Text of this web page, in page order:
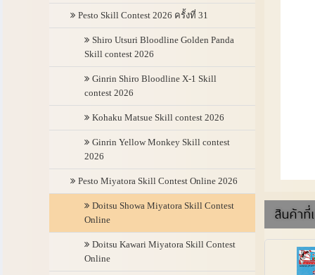
Pesto Skill Contest 2026 ครั้งที่ 31
Shiro Utsuri Bloodline Golden Panda
Skill contest 2026
Ginrin Shiro Bloodline X-1 Skill
contest 2026
Kohaku Matsue Skill contest 2026
Ginrin Yellow Monkey Skill contest
2026
Pesto Miyatora Skill Contest Online 2026
Doitsu Showa Miyatora Skill Contest
Online
Doitsu Kawari Miyatora Skill Contest
Online
สินค้าที่